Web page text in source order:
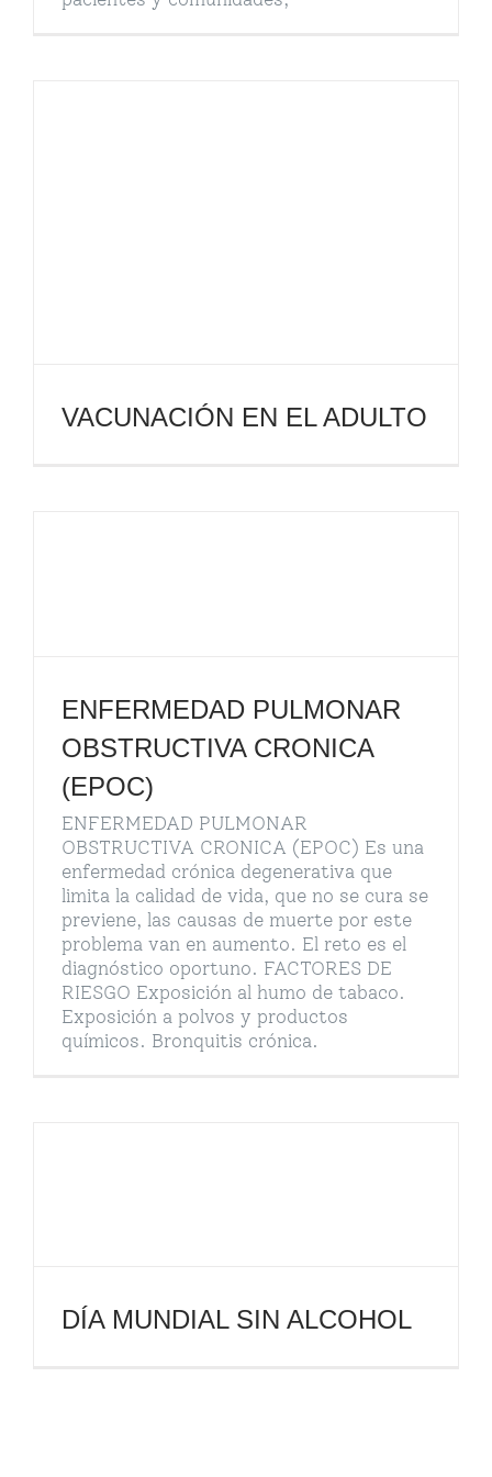
VACUNACIÓN EN EL ADULTO
ENFERMEDAD PULMONAR
OBSTRUCTIVA CRONICA
(EPOC)
ENFERMEDAD PULMONAR
OBSTRUCTIVA CRONICA (EPOC) Es una
enfermedad crónica degenerativa que
limita la calidad de vida, que no se cura se
previene, las causas de muerte por este
problema van en aumento. El reto es el
diagnóstico oportuno. FACTORES DE
RIESGO Exposición al humo de tabaco.
Exposición a polvos y productos
químicos. Bronquitis crónica.
DÍA MUNDIAL SIN ALCOHOL